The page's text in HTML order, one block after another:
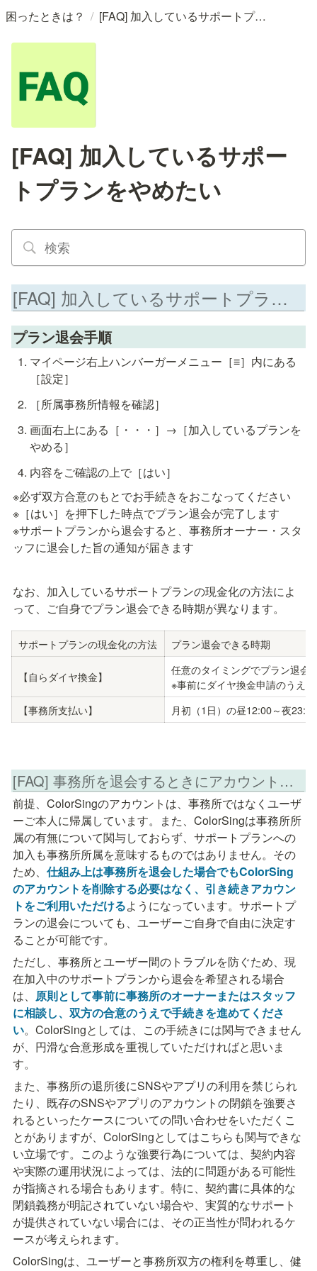
困ったときは？ / [FAQ] 加入しているサポートプランをやめたい
[FAQ] 加入しているサポー
トプランをやめたい
[FAQ] 加入しているサポートプランをやめたい
プラン退会手順
マイページ右上ハンバーガーメニュー［≡］内にある
［設定］
［所属事務所情報を確認］
画面右上にある［・・・］→［加入しているプランを
やめる］
内容をご確認の上で［はい］
※必ず双方合意のもとでお手続きをおこなってください
※［はい］を押下した時点でプラン退会が完了します
※サポートプランから退会すると、事務所オーナー・スタ
ッフに退会した旨の通知が届きます
なお、加入しているサポートプランの現金化の方法によ
って、ご自身でプラン退会できる時期が異なります。
サポートプランの現金化の方法 プラン退会できる時期
【自らダイヤ換金】
任意のタイミングでプラン退会
※事前にダイヤ換金申請のうえ
【事務所支払い】
月初（1日）の昼12:00～夜
[FAQ] 事務所を退会するときにアカウントを削除する必要はありますか？
前提、ColorSingのアカウントは、事務所ではなくユーザ
ーご本人に帰属しています。また、ColorSingは事務所所
属の有無について関与しておらず、サポートプランへの
加入も事務所所属を意味するものではありません。その
ため、 仕組み上は事務所を退会した場合でもColorSing
のアカウントを削除する必要はなく、引き続きアカウン
トをご利用いただけるようになっています。サポートプ
ランの退会についても、ユーザーご自身で自由に決定す
ることが可能です。
ただし、事務所とユーザー間のトラブルを防ぐため、現
在加入中のサポートプランから退会を希望される場合
は、 原則として事前に事務所のオーナーまたはスタッフ
に相談し、双方の合意のうえで手続きを進めてくださ
い。ColorSingとしては、この手続きには関与できません
が、円滑な合意形成を重視していただければと思いま
す。
また、事務所の退所後にSNSやアプリの利用を禁じられ
たり、既存のSNSやアプリのアカウントの閉鎖を強要さ
れるといったケースについての問い合わせをいただくこ
とがありますが、ColorSingとしてはこちらも関与できな
い立場です。このような強要行為については、契約内容
や実際の運用状況によっては、法的に問題がある可能性
が指摘される場合もあります。特に、契約書に具体的な
閉鎖義務が明記されていない場合や、実質的なサポート
が提供されていない場合には、その正当性が問われるケ
ースが考えられます。
ColorSingは、ユーザーと事務所双方の権利を尊重し、健